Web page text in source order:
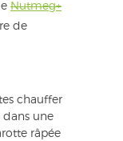
Nutmeg+
de
chauffer
dans une
râpée